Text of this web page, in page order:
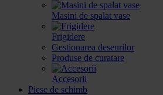
Masini de spalat vase
Frigidere
Gestionarea deseurilor
Produse de curatare
Accesorii
Piese de schimb